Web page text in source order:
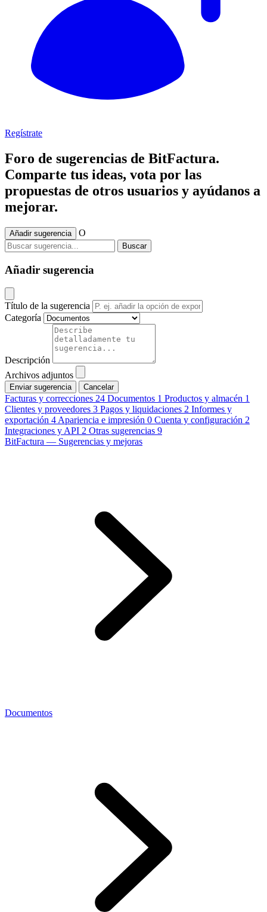
Regístrate
Foro de sugerencias de BitFactura.
Comparte tus ideas, vota por las
propuestas de otros usuarios y ayúdanos a
mejorar.
Añadir sugerencia O
Buscar
Añadir sugerencia
Título de la sugerencia
Categoría
Descripción
Archivos adjuntos
Cancelar
Facturas y correcciones 24 Documentos 1 Productos y almacén 1
Clientes y proveedores 3 Pagos y liquidaciones 2 Informes y
exportación 4 Apariencia e impresión 0 Cuenta y configuración 2
Integraciones y API 2 Otras sugerencias 9
BitFactura — Sugerencias y mejoras
Documentos